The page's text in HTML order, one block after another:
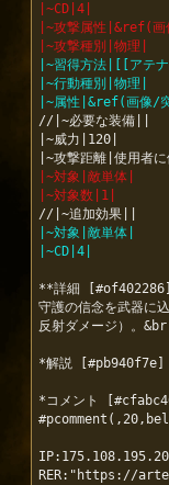
|~CD|4|
|~攻撃属性|&ref(
|~攻撃種別|物理|
|~習得方法|[[アテ
|~行動種別|物理|
|~属性|&ref(画像
//|~必要な装備||
|~威力|120|
|~対象|敵単体|
|~対象数|1|
|~対象|敵単体|
|~CD|4|
**詳細 [#of402286]
守護の信念を武器に
反射ダメージ）。
*解説 [#pb940f7e]
*コメント
RER:"https://